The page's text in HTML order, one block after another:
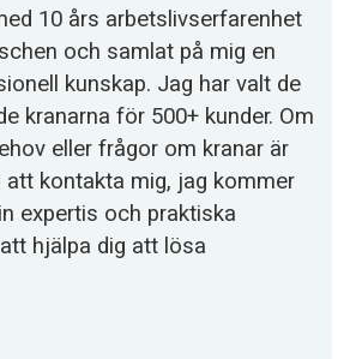
10 års arbetslivserfarenhet
och samlat på mig en
kunskap. Jag har valt de
kranarna för 500+ kunder. Om
eller frågor om kranar är
att kontakta mig, jag kommer
expertis och praktiska
hjälpa dig att lösa